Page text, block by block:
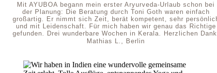
Mit AYUBOA begann mein erster Aryurveda-Urlaub schon bei
der Planung: Die Beratung durch Toni Goth waren einfach
großartig. Er nimmt sich Zeit, berät kompetent, sehr
und mit Leidenschaft. Für mich haben wir genau das Richtige
gefunden. Drei wunderbare Wochen in Kerala. Herzlichen
Mathias L., Berlin